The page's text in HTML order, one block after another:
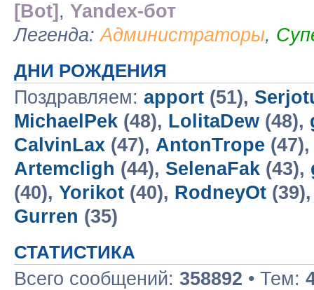
[Bot] , Yandex-бот
Легенда:Администраторы,
ДНИ РОЖДЕНИЯ
Поздравляем: apport (51),
MichaelPek (48), LolitaDew (48),
CalvinLax (47), AntonTrope
Artemcligh (44), SelenaFak (43),
(40), Yorikot (40), RodneyOt
Gurren (35)
СТАТИСТИКА
Всего сообщений: 358892 • Тем: